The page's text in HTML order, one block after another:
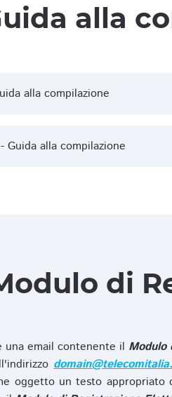
alla
alla compilazione
- Guida alla compilazione
di
email contenente il Modulo
oggetto un testo appropriato